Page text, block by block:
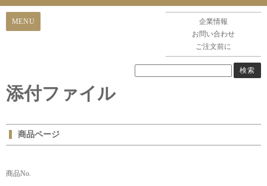
企業情報
お問い合わせ
ご注文前に
添付ファイル
商品ページ
商品No.